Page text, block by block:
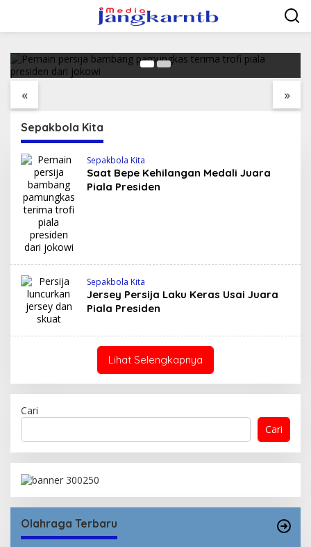
konten
Saat Bepe Kehilangan Medali Juara Piala
Presiden
« »
Kucurkan Rp 18,2
Milyar, Pemkab Bima
RSUD Raih
Penghargaan FKTL
Sepakbola Kita
Sepakbola Kita
Saat Bepe Kehilangan Medali Juara
Piala Presiden
Sepakbola Kita
Jersey Persija Laku Keras Usai Juara
Piala Presiden
Lihat Selengkapnya
Cari
Cari
Olahraga Terbaru